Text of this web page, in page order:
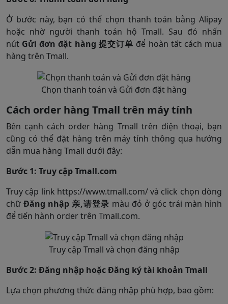
Ở bước này, bạn có thể chọn thanh toán bằng Alipay
hoặc nhờ người thanh toán hộ Tmall. Sau đó nhấn
nút Gửi đơn đặt hàng 提交订单 để hoàn tất cách mua
hàng trên Tmall​.
Chọn thanh toán và Gửi đơn đặt hàng
Cách order hàng Tmall trên máy tính
Bên cạnh cách order hàng Tmall trên điện thoại, bạn
cũng có thể đặt hàng trên máy tính thông qua hướng
dẫn mua hàng Tmall dưới đây:
Bước 1: Truy cập Tmall.com
Truy cập link https://www.tmall.com/ và click chọn dòng
chữ Đăng nhập 亲,请登录 màu đỏ ở góc trái màn hình
để tiến hành order trên Tmall.com.
Truy cập Tmall và chọn đăng nhập
Bước 2: Đăng nhập hoặc Đăng ký tài khoản Tmall
Lựa chọn phương thức đăng nhập phù hợp, bao gồm: